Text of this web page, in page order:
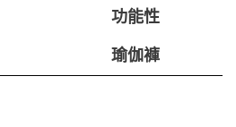
功能性
瑜伽褲